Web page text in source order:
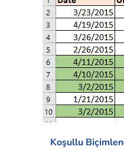
Koşullu